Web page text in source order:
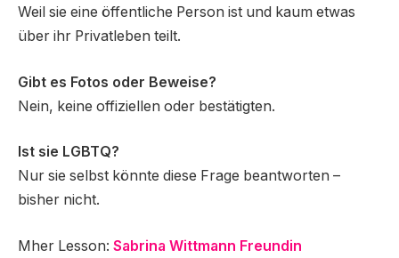
Weil sie eine öffentliche Person ist und kaum etwas
über ihr Privatleben teilt.
Gibt es Fotos oder Beweise?
Nein, keine offiziellen oder bestätigten.
Ist sie LGBTQ?
Nur sie selbst könnte diese Frage beantworten –
bisher nicht.
Mher Lesson: Sabrina Wittmann Freundin